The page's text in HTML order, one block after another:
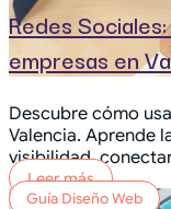
Redes
empresas en
Descubre cómo
Valencia. Aprende
visibilidad,
Leer más
Guía Diseño Web